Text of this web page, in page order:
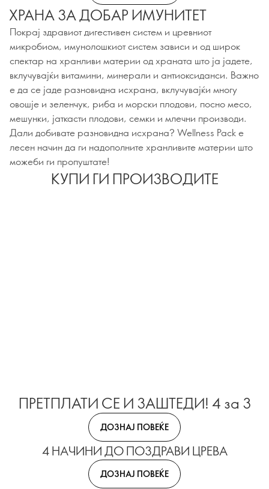
ХРАНА ЗА ДОБАР ИМУНИТЕТ
Покрај здравиот дигестивен систем и цревниот
микробиом, имунолошкиот систем зависи и од широк
спектар на хранливи материи од храната што ја јадете,
вклучувајќи витамини, минерали и антиоксиданси. Важно
е да се јаде разновидна исхрана, вклучувајќи многу
овошје и зеленчук, риба и морски плодови, посно месо,
мешунки, јаткасти плодови, семки и млечни производи.
Дали добивате разновидна исхрана? Wellness Pack е
лесен начин да ги надополните хранливите материи што
можеби ги пропуштате!
КУПИ ГИ ПРОИЗВОДИТЕ
ПРЕТПЛАТИ СЕ И ЗАШТЕДИ! 4 за 3
ДОЗНАЈ ПОВЕЌЕ
4 НАЧИНИ ДО ПОЗДРАВИ ЦРЕВА
ДОЗНАЈ ПОВЕЌЕ